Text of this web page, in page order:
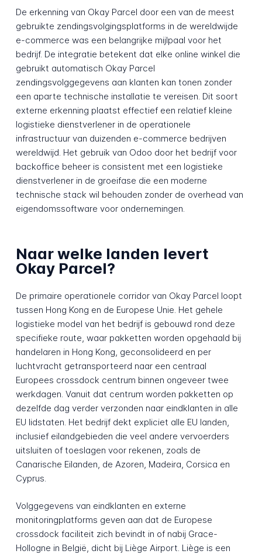
De erkenning van Okay Parcel door een van de meest
gebruikte zendingsvolgingsplatforms in de wereldwijde
e-commerce was een belangrijke mijlpaal voor het
bedrijf. De integratie betekent dat elke online winkel die
gebruikt automatisch Okay Parcel
zendingsvolggegevens aan klanten kan tonen zonder
een aparte technische installatie te vereisen. Dit soort
externe erkenning plaatst effectief een relatief kleine
logistieke dienstverlener in de operationele
infrastructuur van duizenden e-commerce bedrijven
wereldwijd. Het gebruik van Odoo door het bedrijf voor
backoffice beheer is consistent met een logistieke
dienstverlener in de groeifase die een moderne
technische stack wil behouden zonder de overhead van
eigendomssoftware voor ondernemingen.
Naar welke landen levert
Okay Parcel?
De primaire operationele corridor van Okay Parcel loopt
tussen Hong Kong en de Europese Unie. Het gehele
logistieke model van het bedrijf is gebouwd rond deze
specifieke route, waar pakketten worden opgehaald bij
handelaren in Hong Kong, geconsolideerd en per
luchtvracht getransporteerd naar een centraal
Europees crossdock centrum binnen ongeveer twee
werkdagen. Vanuit dat centrum worden pakketten op
dezelfde dag verder verzonden naar eindklanten in alle
EU lidstaten. Het bedrijf dekt expliciet alle EU landen,
inclusief eilandgebieden die veel andere vervoerders
uitsluiten of toeslagen voor rekenen, zoals de
Canarische Eilanden, de Azoren, Madeira, Corsica en
Cyprus.
Volggegevens van eindklanten en externe
monitoringplatforms geven aan dat de Europese
crossdock faciliteit zich bevindt in of nabij Grace-
Hollogne in België, dicht bij Liège Airport. Liège is een